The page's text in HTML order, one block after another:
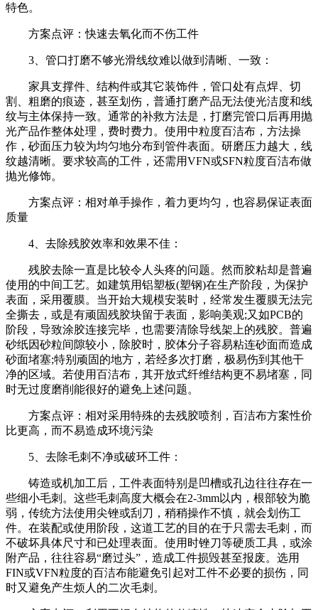
特色。
方案点评：快速去氧化而不伤工件
3、管口打磨不够光滑线纹难以做到清晰、一致：
家具支撑件、结构件或其它装饰件，管口处有点焊、切
割、粗磨的痕迹，甚至划伤，普通打磨产品无法使光洁度和线
纹与主体保持一致。通常的补救方法是，打磨完管口后再用抛
光产品作整体处理，费时费力。使用中粒度百洁布，方法操
作，砂面压力较为均匀地分布到管件表面。研磨压力越大，线
纹越清晰。要求较高的工件，还需用VFN或SFN粒度百洁布做
抛光修饰。
方案点评：相对单手操作，着力更均匀，也容易保证表面
质量
4、去除残胶效率和效果不佳：
残胶去除一直是比较令人头疼的问题。然而胶粘却是普遍
使用的中间工艺。如建筑用铝塑板(塑钢)在生产阶段，为保护
表面，采用覆膜。当开始大规模安装时，经常发生覆膜无法完
全撕去，或是有顽固残胶块留于表面，影响美观;又如PCB的
阶段，导致涂胶连接完毕，也需要清除导线架上的残胶。普遍
砂纸因砂粒间隙较小，除胶时，胶体分子容易粘连砂面而造成
砂面堵塞;特别顽固的地方，若经多次打磨，极易伤到其他干
净的区域。若使用百洁布，其开放式纤维结构更不易堵塞，同
时无过度磨削能很好的避免上述问题。
方案点评：相对采用特殊的去残胶喷剂，百洁布方案性价
比更高，而不易造成环境污染
5、去除毛刺不净或破环工件：
铸造或机加工后，工件表面特别是凹槽或孔边往往存在一
些细小毛刺。这些毛刺高度大概会在2-3mm以内，根部较为脆
弱，传统方法使用尖锉或刮刀，稍稍操作不慎，就会划伤工
件。在装配或使用阶段，这道工艺的目的在于只需去毛刺，而
不破坏具体尺寸和已处理表面。使用时锉刀等硬质工具，或涂
附产品，往往容易“磨过头”，造成工件损毁甚至报废。选用
FIN或VFN粒度的百洁布能避免引起对工件不必要的损伤，同
时又避免产生烦人的二次毛刺。